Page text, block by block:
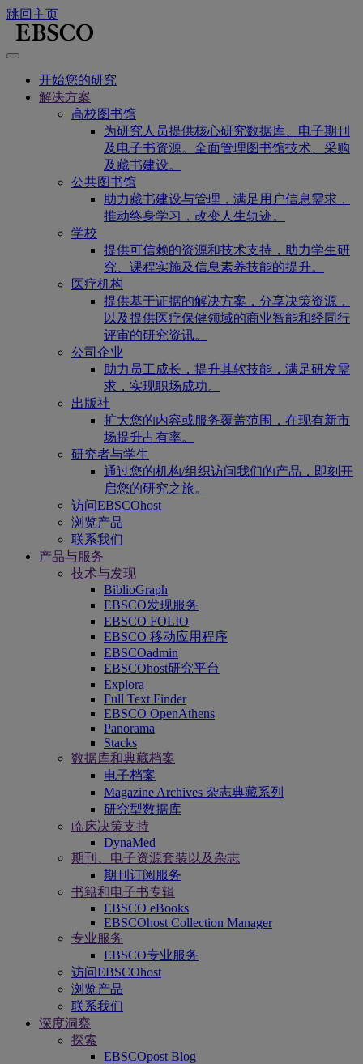
跳回主页
开始您的研究
解决方案
高校图书馆
为研究人员提供核心研究数据库、电子期刊
及电子书资源。全面管理图书馆技术、采购
及藏书建设。
公共图书馆
助力藏书建设与管理，满足用户信息需求，
推动终身学习，改变人生轨迹。
学校
提供可信赖的资源和技术支持，助力学生研
究、课程实施及信息素养技能的提升。
医疗机构
提供基于证据的解决方案，分享决策资源，
以及提供医疗保健领域的商业智能和经同行
评审的研究资讯。
公司企业
助力员工成长，提升其软技能，满足研发需
求，实现职场成功。
出版社
扩大您的内容或服务覆盖范围，在现有新市
场提升占有率。
研究者与学生
通过您的机构/组织访问我们的产品，即刻开
启您的研究之旅。
访问EBSCOhost
浏览产品
联系我们
产品与服务
技术与发现
BiblioGraph
EBSCO发现服务
EBSCO FOLIO
EBSCO 移动应用程序
EBSCOadmin
EBSCOhost研究平台
Explora
Full Text Finder
EBSCO OpenAthens
Panorama
Stacks
数据库和典藏档案
电子档案
Magazine Archives 杂志典藏系列
研究型数据库
临床决策支持
DynaMed
期刊、电子资源套装以及杂志
期刊订阅服务
书籍和电子书专辑
EBSCO eBooks
EBSCOhost Collection Manager
专业服务
EBSCO专业服务
访问EBSCOhost
浏览产品
联系我们
深度洞察
探索
EBSCOpost Blog